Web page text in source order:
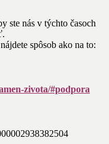
ste nás v týchto časoch
spôsob ako na to:
zivota/#podpora